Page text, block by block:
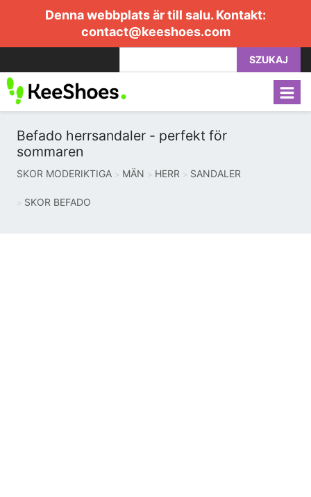
Denna webbplats är till salu. Kontakt:
contact@keeshoes.com
SZUKAJ
Befado herrsandaler - perfekt för
sommaren
SKOR MODERIKTIGA MÄN HERR SANDALER
SKOR BEFADO